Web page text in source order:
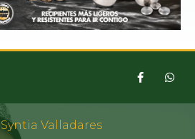
Syntia Valladares